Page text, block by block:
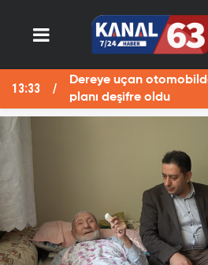
13:33
Dereye uçan
planı deşifre oldu